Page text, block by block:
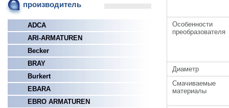
производитель
ADCA
ARI-ARMATUREN
Becker
BRAY
Burkert
EBARA
EBRO ARMATUREN
Особенности
преобразователя
Диаметр
Смачиваемые
материалы